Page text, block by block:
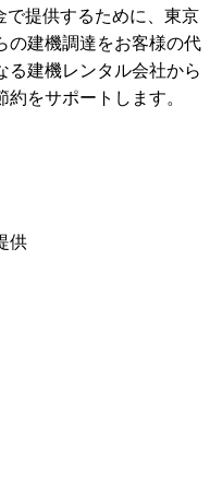
提供するために、 東京
の建機調達をお客様の代
建機レンタル会社から
をサポートします。
供